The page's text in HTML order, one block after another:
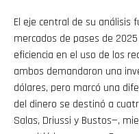
El eje central de su análisis
mercados de pases de
eficiencia en el uso de los
ambos demandaron una
dólares, pero marcó una
del dinero se destinó a
Salas, Driussi y Bustos—,